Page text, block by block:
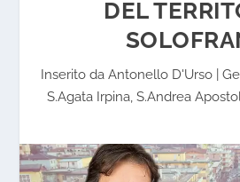
DEL
Inserito da Antonello D'Urso
S.Agata Irpina, S.Andrea